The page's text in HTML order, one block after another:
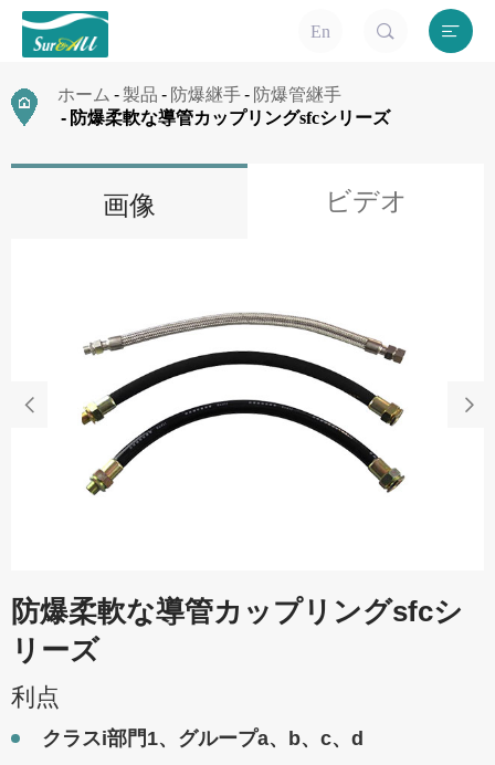
En  
ホーム 製品 防爆継手
防爆管継手
防爆柔軟な導管カップリングsfcシリーズ
画像 ビデオ
 
防爆柔軟な導管カップリングsfcシ
リーズ
利点
クラスi部門1、グループa、b、c、d